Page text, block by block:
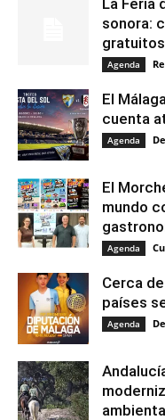
sonora:
Agenda
El
cuenta
Agenda
El
mundo
Agenda
Cerca
países
Agenda